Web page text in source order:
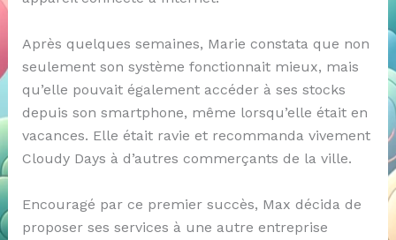
Après quelques semaines, Marie constata que non
seulement son système fonctionnait mieux, mais
qu’elle pouvait également accéder à ses stocks
depuis son smartphone, même lorsqu’elle était en
vacances. Elle était ravie et recommanda vivement
Cloudy Days à d’autres commerçants de la ville.
Encouragé par ce premier succès, Max décida de
proposer ses services à une autre entreprise